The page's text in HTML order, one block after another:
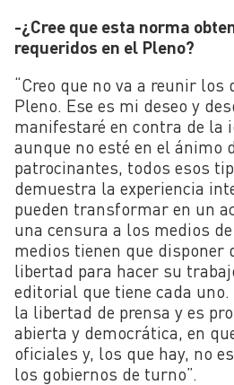
-¿Cree que esta norma
requeridos en el Pleno?
“Creo que no va a reunir los
Pleno. Ese es mi deseo y
manifestaré en contra de la
aunque no esté en el ánimo
patrocinantes, todos esos
demuestra la experiencia
pueden transformar en un
una censura a los medios
medios tienen que disponer
libertad para hacer su
editorial que tiene cada
la libertad de prensa y es
abierta y democrática, en
oficiales y, los que hay, no
los gobiernos de turno”.